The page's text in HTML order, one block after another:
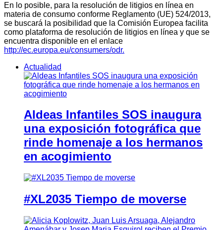
En lo posible, para la resolución de litigios en línea en
materia de consumo conforme Reglamento (UE) 524/2013,
se buscará la posibilidad que la Comisión Europea facilita
como plataforma de resolución de litigios en línea y que se
encuentra disponible en el enlace
http://ec.europa.eu/consumers/odr.
Actualidad
Aldeas Infantiles SOS inaugura
una exposición fotográfica que
rinde homenaje a los hermanos
en acogimiento
#XL2035 Tiempo de moverse